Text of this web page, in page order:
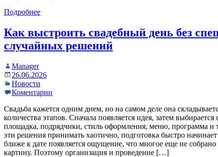
Подробнее
Как выстроить свадебный день без
случайных решений
Manager
26.06.2026
Новости
Коментарии
Свадьба кажется одним днем, но на самом деле она
количества этапов. Сначала появляется идея, затем выбирается
площадка, подрядчики, стиль оформления, меню, программа и
эти решения принимать хаотично, подготовка быстро начинает
ближе к дате появляется ощущение, что многое еще не
картину. Поэтому организация и проведение […]